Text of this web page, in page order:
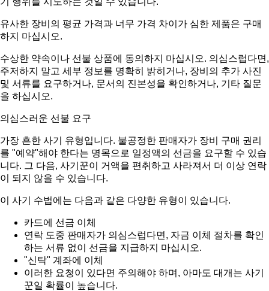
유사한 장비의 평균 가격과 너무 가격 차이가 심한 제품은 구매
하지 마십시오.
수상한 약속이나 선불 상품에 동의하지 마십시오. 의심스럽다면,
주저하지 말고 세부 정보를 명확히 밝히거나, 장비의 추가 사진
및 서류를 요구하거나, 문서의 진본성을 확인하거나, 기타 질문
을 하십시오.
의심스러운 선불 요구
가장 흔한 사기 유형입니다. 불공정한 판매자가 장비 구매 권리
를 "예약"해야 한다는 명목으로 일정액의 선금을 요구할 수 있습
니다. 그 다음, 사기꾼이 거액을 편취하고 사라져서 더 이상 연락
이 되지 않을 수 있습니다.
이 사기 수법에는 다음과 같은 다양한 유형이 있습니다.
카드에 선금 이체
연락 도중 판매자가 의심스럽다면, 자금 이체 절차를 확인
하는 서류 없이 선금을 지급하지 마십시오.
"신탁" 계좌에 이체
이러한 요청이 있다면 주의해야 하며, 아마도 대개는 사기
꾼일 확률이 높습니다.